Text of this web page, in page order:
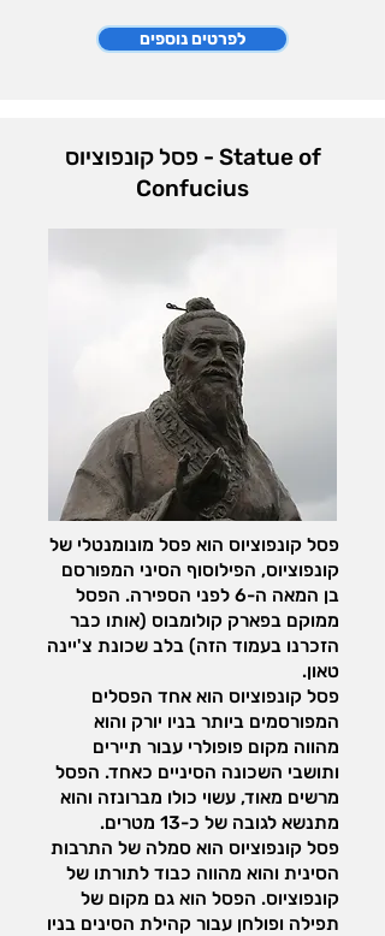
לפרטים נוספים
פסל קונפוציוס - Statue of
Confucius
פסל קונפוציוס הוא פסל מונומנטלי של
קונפוציוס, הפילוסוף הסיני המפורסם
בן המאה ה-6 לפני הספירה. הפסל
ממוקם בפארק קולומבוס (אותו כבר
הזכרנו בעמוד הזה) בלב שכונת צ'יינה
טאון.
פסל קונפוציוס הוא אחד הפסלים
המפורסמים ביותר בניו יורק והוא
מהווה מקום פופולרי עבור תיירים
ותושבי השכונה הסיניים כאחד. הפסל
מרשים מאוד, עשוי כולו מברונזה והוא
מתנשא לגובה של כ-13 מטרים.
פסל קונפוציוס הוא סמלה של התרבות
הסינית והוא מהווה כבוד לתורתו של
קונפוציוס. הפסל הוא גם מקום של
תפילה ופולחן עבור קהילת הסינים בניו